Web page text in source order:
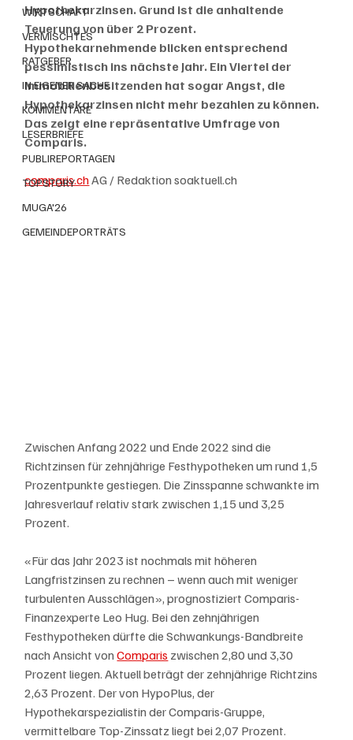
WIRTSCHAFT
VERMISCHTES
RATGEBER
IN EIGENER SACHE
KOMMENTARE
LESERBRIEFE
PUBLIREPORTAGEN
TOPSTORY
MUGA'26
GEMEINDEPORTRÄTS
Hypothekarzinsen. Grund ist die anhaltende
Teuerung von über 2 Prozent.
Hypothekarnehmende blicken entsprechend
pessimistisch ins nächste Jahr. Ein Viertel der
Immobilienbesitzenden hat sogar Angst, die
Hypothekarzinsen nicht mehr bezahlen zu können.
Das zeigt eine repräsentative Umfrage von
Comparis.
comparis.ch AG / Redaktion soaktuell.ch
Zwischen Anfang 2022 und Ende 2022 sind die
Richtzinsen für zehnjährige Festhypotheken um rund 1,5
Prozentpunkte gestiegen. Die Zinsspanne schwankte im
Jahresverlauf relativ stark zwischen 1,15 und 3,25
Prozent.
«Für das Jahr 2023 ist nochmals mit höheren
Langfristzinsen zu rechnen – wenn auch mit weniger
turbulenten Ausschlägen», prognostiziert Comparis-
Finanzexperte Leo Hug. Bei den zehnjährigen
Festhypotheken dürfte die Schwankungs-Bandbreite
nach Ansicht von Comparis zwischen 2,80 und 3,30
Prozent liegen. Aktuell beträgt der zehnjährige Richtzins
2,63 Prozent. Der von HypoPlus, der
Hypothekarspezialistin der Comparis-Gruppe,
vermittelbare Top-Zinssatz liegt bei 2,07 Prozent.